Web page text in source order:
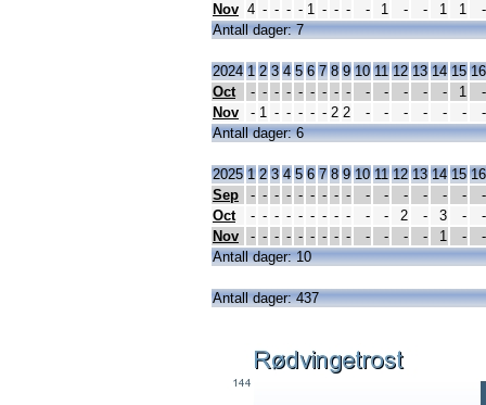
Nov 4 - - - - 1 - - - - 1 - - 1 1
-
Antall dager: 7
2024 1 2 3 4 5 6 7 8 9 10 11 12 13 14 15 16
Oct
- - - - - - - - - - - - - - 1
-
Nov
- 1 - - - - - 2 2 - - - - - -
-
Antall dager: 6
2025 1 2 3 4 5 6 7 8 9 10 11 12 13 14 15 16
Sep
- - - - - - - - - - - - - - -
-
Oct
- - - - - - - - - - - 2 - 3 -
-
Nov
- - - - - - - - - - - - - 1 -
-
Antall dager: 10
Antall dager: 437